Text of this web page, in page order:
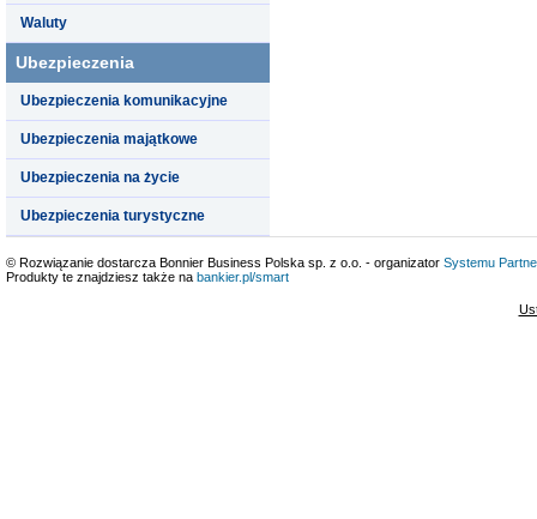
Waluty
Ubezpieczenia
Ubezpieczenia komunikacyjne
Ubezpieczenia majątkowe
Ubezpieczenia na życie
Ubezpieczenia turystyczne
© Rozwiązanie dostarcza Bonnier Business Polska sp. z o.o. - organizator Systemu
Produkty te znajdziesz także na bankier.pl/smart